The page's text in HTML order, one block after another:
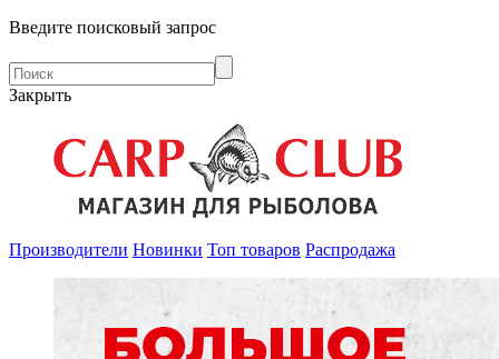
Введите поисковый запрос
Закрыть
Производители Новинки Топ товаров Распродажа